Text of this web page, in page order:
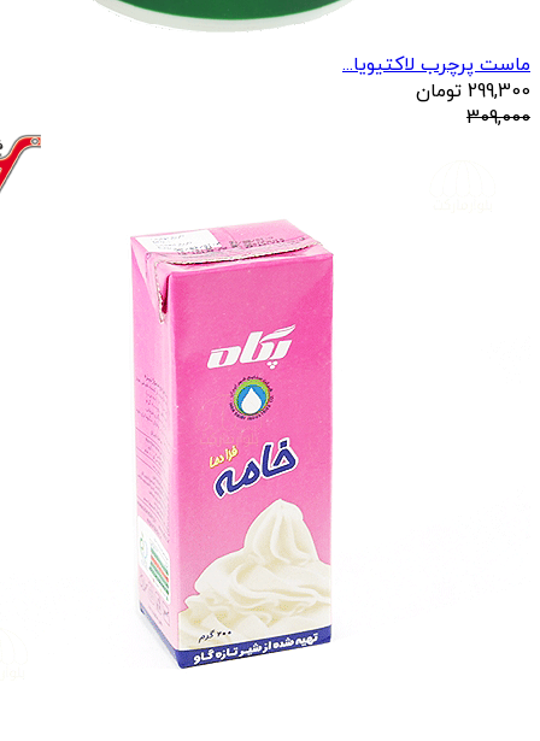
ماست پرچرب لاکتیویا...
299,300 تومان
309,000